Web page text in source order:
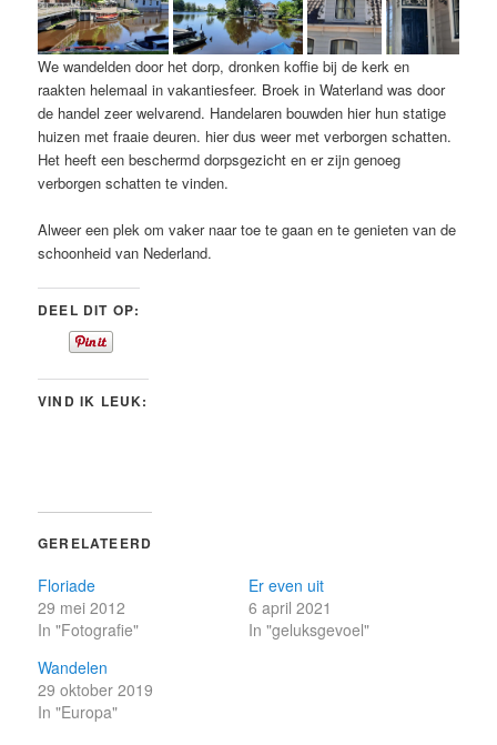
We wandelden door het dorp, dronken koffie bij de kerk en
raakten helemaal in vakantiesfeer. Broek in Waterland was door
de handel zeer welvarend. Handelaren bouwden hier hun statige
huizen met fraaie deuren. hier dus weer met verborgen schatten.
Het heeft een beschermd dorpsgezicht en er zijn genoeg
verborgen schatten te vinden.
Alweer een plek om vaker naar toe te gaan en te genieten van de
schoonheid van Nederland.
DEEL DIT OP:
VIND IK LEUK:
GERELATEERD
Floriade
29 mei 2012
In "Fotografie"
Er even uit
6 april 2021
In "geluksgevoel"
Wandelen
29 oktober 2019
In "Europa"